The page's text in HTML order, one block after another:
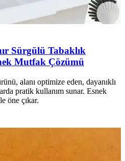
Sürgülü Tabaklık
Mutfak Çözümü
alanı optimize eden, dayanıklı
pratik kullanım sunar. Esnek
öne çıkar.